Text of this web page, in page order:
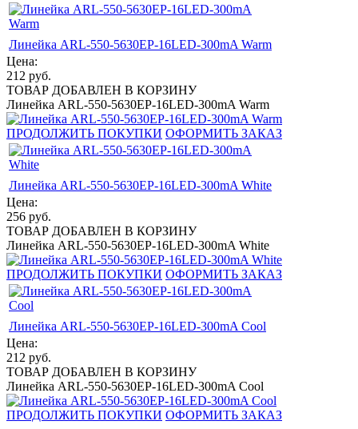
Линейка ARL-550-5630EP-16LED-300mA Warm
Цена:
212 руб.
ТОВАР ДОБАВЛЕН В КОРЗИНУ
Линейка ARL-550-5630EP-16LED-300mA Warm
ПРОДОЛЖИТЬ ПОКУПКИ ОФОРМИТЬ ЗАКАЗ
Линейка ARL-550-5630EP-16LED-300mA White
Цена:
256 руб.
ТОВАР ДОБАВЛЕН В КОРЗИНУ
Линейка ARL-550-5630EP-16LED-300mA White
ПРОДОЛЖИТЬ ПОКУПКИ ОФОРМИТЬ ЗАКАЗ
Линейка ARL-550-5630EP-16LED-300mA Cool
Цена:
212 руб.
ТОВАР ДОБАВЛЕН В КОРЗИНУ
Линейка ARL-550-5630EP-16LED-300mA Cool
ПРОДОЛЖИТЬ ПОКУПКИ ОФОРМИТЬ ЗАКАЗ